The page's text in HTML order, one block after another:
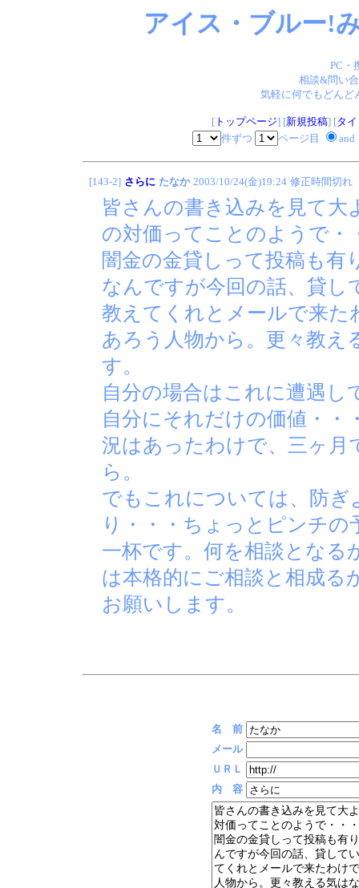
アイス・ブルー!
PC・
相談&問い
気軽に何でもどん
[トップページ] [新規投稿] [タ
件ずつ
ページ目 and
[143-2] さらに たなか 2003/10/24(金)19:24 修正時間切れ
皆さんの書き込みを見て
の対価ってことのようで・
闇金の金貸しって投稿も有
なんですが今回の話、貸し
教えてくれとメールで来た
あろう人物から。更々教え
す。
自分の場合はこれに遭遇し
自分にそれだけの価値・・
況はあったわけで、三ヶ月
ら。
でもこれについては、防
り・・・ちょっとピンチの
一杯です。何を相談となる
は本格的にご相談と相成る
お願いします。
名 前
メール
ＵＲＬ
内 容